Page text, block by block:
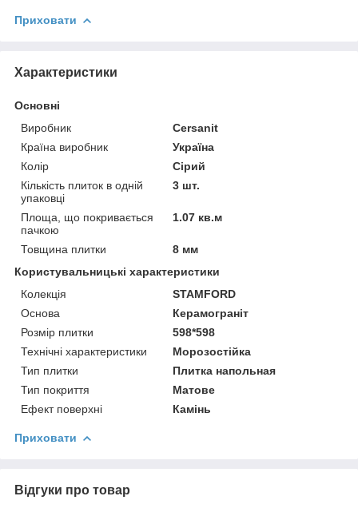
Приховати
Характеристики
Основні
Виробник
Cersanit
Країна виробник
Україна
Колір
Сірий
Кількість плиток в одній
упаковці
3 шт.
Площа, що покривається
пачкою
1.07 кв.м
Товщина плитки
8 мм
Користувальницькі характеристики
Колекція
STAMFORD
Основа
Керамограніт
Розмір плитки
598*598
Технічні характеристики
Морозостійка
Тип плитки
Плитка напольная
Тип покриття
Матове
Ефект поверхні
Камінь
Приховати
Відгуки про товар